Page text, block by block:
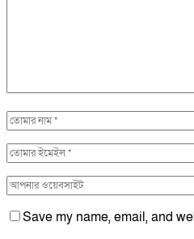
Save my name, email, and